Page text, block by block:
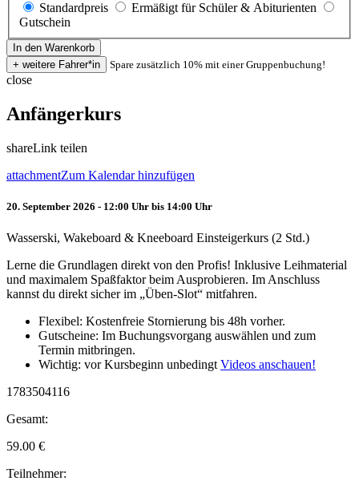
Standardpreis
Ermäßigt für Schüler & Abiturienten
Gutschein
Spare zusätzlich 10% mit einer Gruppenbuchung!
close
Anfängerkurs
shareLink teilen
attachmentZum Kalendar hinzufügen
20. September 2026 - 12:00 Uhr bis 14:00 Uhr
Wasserski, Wakeboard & Kneeboard Einsteigerkurs (2 Std.)
Lerne die Grundlagen direkt von den Profis! Inklusive Leihmaterial
und maximalem Spaßfaktor beim Ausprobieren. Im Anschluss
kannst du direkt sicher im „Üben-Slot“ mitfahren.
Flexibel: Kostenfreie Stornierung bis 48h vorher.
Gutscheine: Im Buchungsvorgang auswählen und zum
Termin mitbringen.
Wichtig: vor Kursbeginn unbedingt Videos anschauen!
1783504116
Gesamt:
59.00 €
Teilnehmer: